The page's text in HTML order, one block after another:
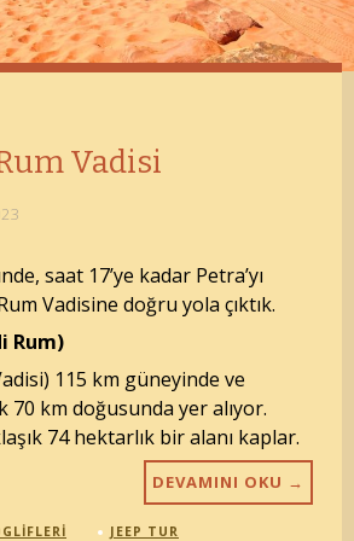
Vadisi
saat 17’ye kadar Petra’yı
Vadisine doğru yola çıktık.
Rum)
115 km güneyinde ve
70 km doğusunda yer alıyor.
74 hektarlık bir alanı kaplar.
DEVAMINI OKU →
JEEP TUR